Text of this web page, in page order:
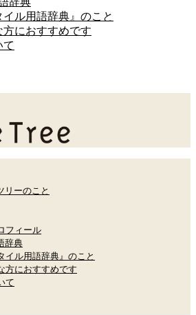
イル用語辞典』のこと
方におすすめです
て
リーのこと
フィール
辞典
イル用語辞典』のこと
方におすすめです
て